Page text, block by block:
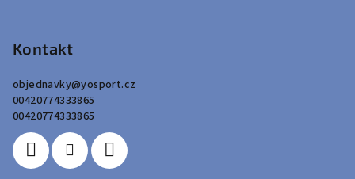
Kontakt
objednavky@yosport.cz
00420774333865
00420774333865